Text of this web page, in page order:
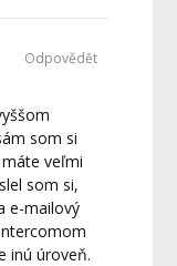
som si
veľmi
som si,
e-mailový
inú úroveň.
Odpovědět